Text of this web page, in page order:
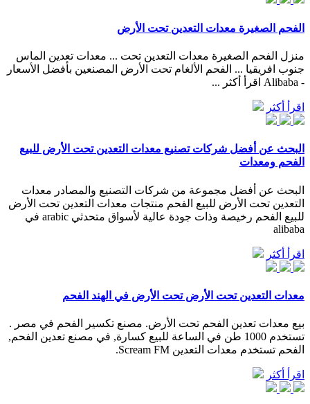
الفحم الصغيرة معدات التعدين تحت الأرض
منزل الفحم الصغيرة معدات التعدين تحت ... معدات تعدين الماس
جنوب افريقيا ... الفحم الألغام تحت الأرض المصنعين بأفضل الأسعار
- Alibaba اقرأ أكثر ...
اقرأ أكثر
البحث عن أفضل شركات تصنيع معدات التعدين تحت الأرض للبيع
الفحم ومعدات
البحث عن أفضل مجموعة من شركات التصنيع والمصادر معدات
التعدين تحت الأرض للبيع الفحم منتجات معدات التعدين تحت الأرض
للبيع الفحم رخيصة وذات جودة عالية لأسواق متحدثي arabic في
alibaba
اقرأ أكثر
معدات التعدين تحت الأرض تحت الأرض في الهند الفحم
بيع معدات تعدين الفحم تحت الأرض. مصنع تكسير الفحم في مصر .
تستخدم 1000 طن في الساعة للبيع كسارة, في مصنع تعدين الفحم,
الفحم تستخدم معدات التعدين Scream FM.
اقرأ أكثر